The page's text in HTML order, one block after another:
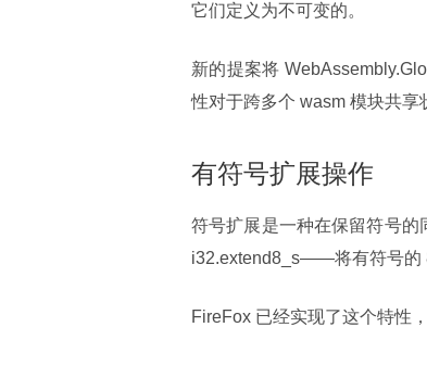
它们定义为不可变的。
新的提案将
性对于跨多个 wasm 模块共享
有符号扩展操作
符号扩展是一种在保留符号
i32.extend8_s——将有符号的
FireFox 已经实现了这个特性